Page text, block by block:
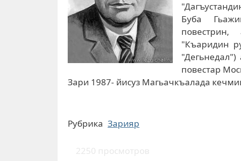
Буба
"Къаридин
повестар
Зари 1987- йисуз Магьачкъалада
Рубрика Зарияр
2250 просмотров